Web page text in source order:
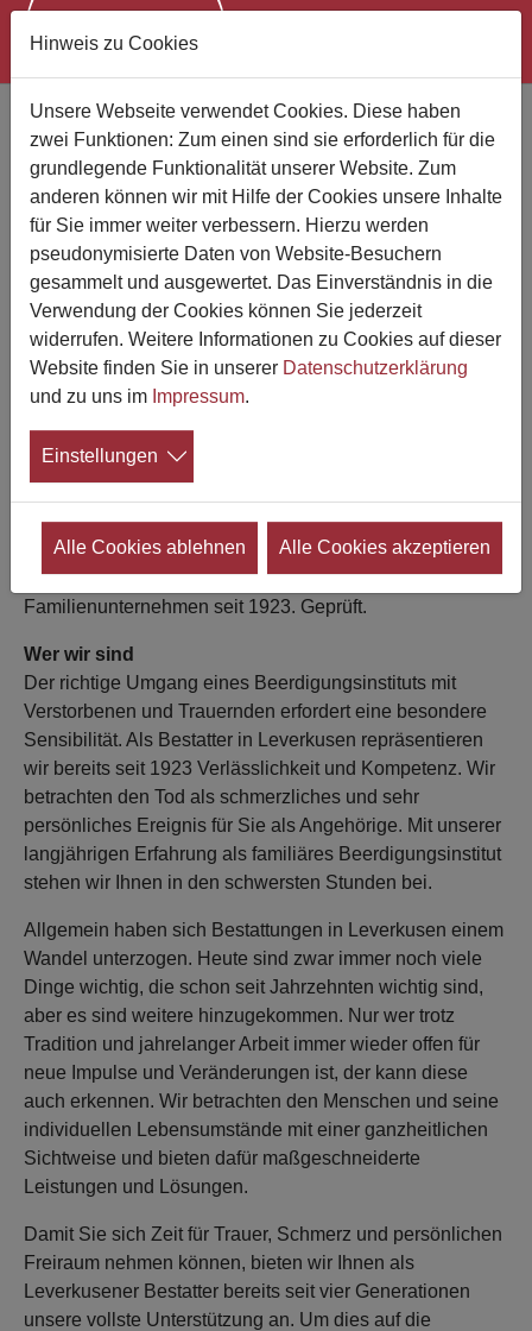
Bestatter Leverkusen - Ihr
Bestattungshaus Bertram
Bertram Bestattungen in Leverkusen - Erster
Leverkusener Bestatter-Meister. Vertrauensvolles
Familienunternehmen seit 1923. Geprüft.
Wer wir sind
Der richtige Umgang eines Beerdigungsinstituts mit
Verstorbenen und Trauernden erfordert eine besondere
Sensibilität. Als Bestatter in Leverkusen repräsentieren
wir bereits seit 1923 Verlässlichkeit und Kompetenz. Wir
betrachten den Tod als schmerzliches und sehr
persönliches Ereignis für Sie als Angehörige. Mit unserer
langjährigen Erfahrung als familiäres Beerdigungsinstitut
stehen wir Ihnen in den schwersten Stunden bei.
Allgemein haben sich Bestattungen in Leverkusen einem
Wandel unterzogen. Heute sind zwar immer noch viele
Dinge wichtig, die schon seit Jahrzehnten wichtig sind,
aber es sind weitere hinzugekommen. Nur wer trotz
Tradition und jahrelanger Arbeit immer wieder offen für
neue Impulse und Veränderungen ist, der kann diese
auch erkennen. Wir betrachten den Menschen und seine
individuellen Lebensumstände mit einer ganzheitlichen
Sichtweise und bieten dafür maßgeschneiderte
Leistungen und Lösungen.
Damit Sie sich Zeit für Trauer, Schmerz und persönlichen
Freiraum nehmen können, bieten wir Ihnen als
Leverkusener Bestatter bereits seit vier Generationen
unsere vollste Unterstützung an. Um dies auf die
Hinweis zu Cookies
Unsere Webseite verwendet Cookies. Diese haben
zwei Funktionen: Zum einen sind sie erforderlich für die
grundlegende Funktionalität unserer Website. Zum
anderen können wir mit Hilfe der Cookies unsere Inhalte
für Sie immer weiter verbessern. Hierzu werden
pseudonymisierte Daten von Website-Besuchern
gesammelt und ausgewertet. Das Einverständnis in die
Verwendung der Cookies können Sie jederzeit
widerrufen. Weitere Informationen zu Cookies auf dieser
Website finden Sie in unserer Datenschutzerklärung
und zu uns im Impressum.
Einstellungen
Alle Cookies ablehnen Alle Cookies akzeptieren